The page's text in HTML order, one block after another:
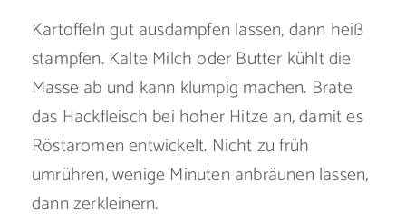
Kartoffeln gut ausdampfen lassen, dann heiß
stampfen. Kalte Milch oder Butter kühlt die
Masse ab und kann klumpig machen. Brate
das Hackfleisch bei hoher Hitze an, damit es
Röstaromen entwickelt. Nicht zu früh
umrühren, wenige Minuten anbräunen lassen,
dann zerkleinern.